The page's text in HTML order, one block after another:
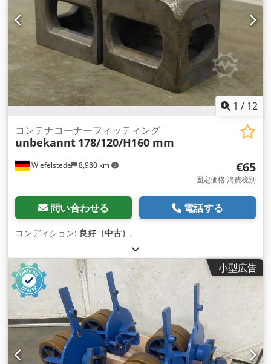
1 / 12
Wiefelstede 8,980 km
コンテナコーナーフィッティング
unbekannt 178/120/H160 mm
€65
固定価格 消費税別
問い合わせる 電話する
コンディション: 良好（中古） ,
小型広告